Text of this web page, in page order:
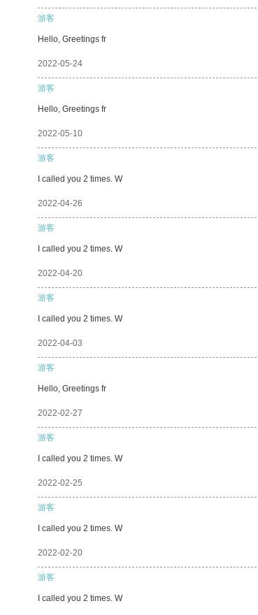
游客
Hello, Greetings fr
2022-05-24
游客
Hello, Greetings fr
2022-05-10
游客
I called you 2 times. W
2022-04-26
游客
I called you 2 times. W
2022-04-20
游客
I called you 2 times. W
2022-04-03
游客
Hello, Greetings fr
2022-02-27
游客
I called you 2 times. W
2022-02-25
游客
I called you 2 times. W
2022-02-20
游客
I called you 2 times. W